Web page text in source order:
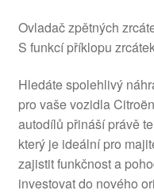
Ovladač zpětných
S funkcí příklopu
Hledáte spolehlivý
pro vaše vozidla
autodílů přináší právě
který je ideální pro
zajistit funkčnost a
investovat do nového